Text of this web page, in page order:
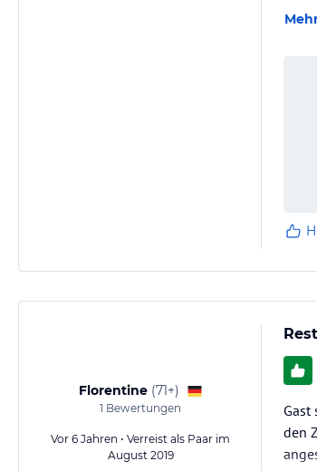
Florentine (71+)
1 Bewertungen
Vor 6 Jahren • Verreist als Paar im
August 2019
Gast
den